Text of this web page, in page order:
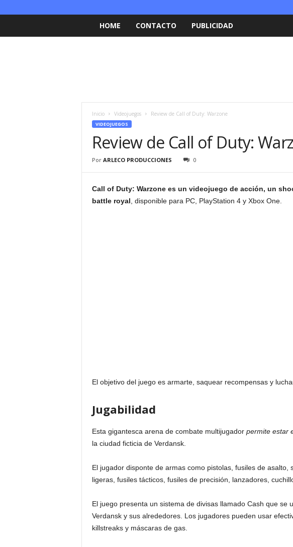
HOME CONTACTO PUBLICIDAD
Inicio Videojuegos Review de Call of Duty: Warzone
VIDEOJUEGOS
Review de Call of Duty:
Por ARLECO PRODUCCIONES 0
Call of Duty: Warzone es un videojuego de acción, un
battle royal , disponible para PC, PlayStation 4 y Xbox One.
El objetivo del juego es armarte, saquear recompensas y
Jugabilidad
Esta gigantesca arena de combate multijugador permite estar
la ciudad ficticia de Verdansk.
El jugador disponte de armas como pistolas, fusiles de asalto,
ligeras, fusiles tácticos, fusiles de precisión, lanzadores,
El juego presenta un sistema de divisas llamado Cash que se
Verdansk y sus alrededores. Los jugadores pueden usar
killstreaks y máscaras de gas.